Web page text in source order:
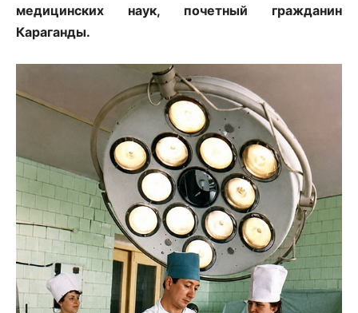
медицинских наук, почетный гражданин
Караганды.